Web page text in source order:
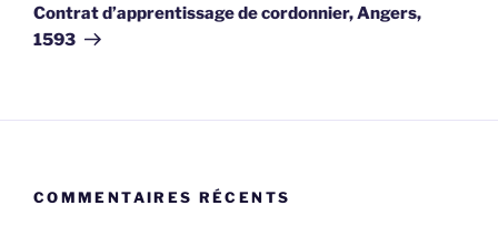
suivant
Contrat d’apprentissage de cordonnier, Angers,
1593
COMMENTAIRES RÉCENTS